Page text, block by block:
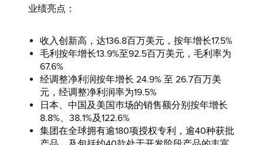
业绩亮点：
收入创新高，达136.8百万美元，按年增长17.5%
毛利按年增长13.9%至92.5百万美元，毛利率为
67.6%
经调整净利润按年增长 24.9% 至 26.7百万美
元，经调整净利润率为19.5%
日本、中国及美国巿场的销售额分别按年增长
8.8%、38.1%及122.6%
集团在全球拥有逾180项授权专利，逾40种获批